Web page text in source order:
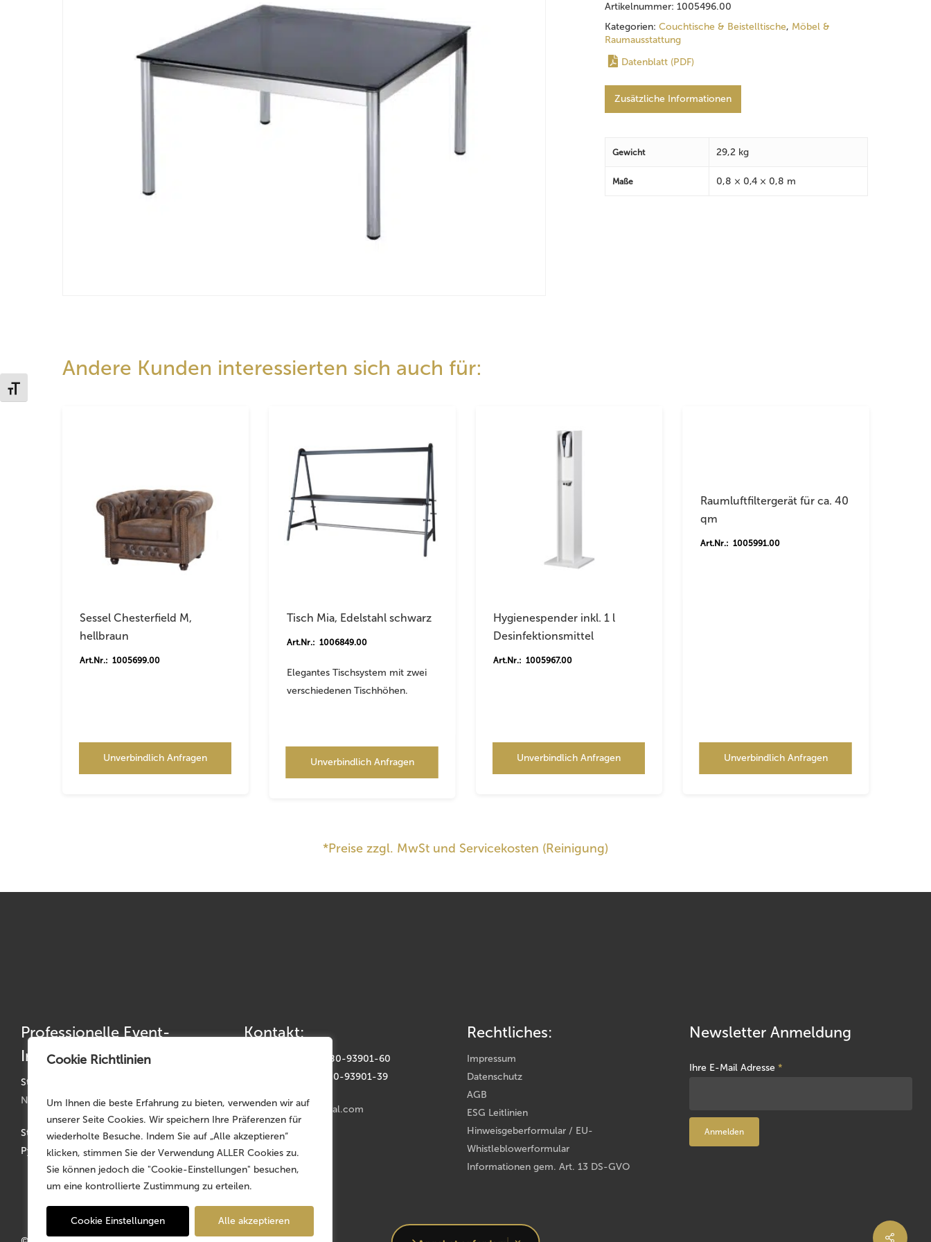
Cookie Richtlinien
Um Ihnen die beste Erfahrung zu bieten, verwenden wir auf
unserer Seite Cookies. Wir speichern Ihre Präferenzen für
wiederholte Besuche. Indem Sie auf „Alle akzeptieren“
klicken, stimmen Sie der Verwendung ALLER Cookies zu.
Sie können jedoch die "Cookie-Einstellungen" besuchen,
um eine kontrollierte Zustimmung zu erteilen.
Cookie Einstellungen Alle akzeptieren
Schrift vergrößern
Artikelnummer:1005496.00
Kategorien:Couchtische & Beistelltische, Möbel &
Raumausstattung
Datenblatt (PDF)
Zusätzliche Informationen
Gewicht 29,2 kg
Maße 0,8 × 0,4 × 0,8 m
Andere Kunden interessierten sich auch für:
Sessel Chesterfield M,
hellbraun
Art.Nr.: 1005699.00
Unverbindlich Anfragen
Tisch Mia, Edelstahl schwarz
Art.Nr.: 1006849.00
Elegantes Tischsystem mit zwei
verschiedenen Tischhöhen.
Unverbindlich Anfragen
Hygienespender inkl. 1 l
Desinfektionsmittel
Art.Nr.: 1005967.00
Unverbindlich Anfragen
Raumluftfiltergerät für ca. 40
qm
Art.Nr.: 1005991.00
Unverbindlich Anfragen
*Preise zzgl. MwSt und Servicekosten (Reinigung)
Professionelle Event-
Infrastruktur
Standorte:
Nürnberg | München | Köln | Hannover
Stammsitz: Faber-Castell-Str. 11-20, D-90602
Pyrbaum
Kontakt:
Telefon: +49 (0) 9180-93901-60
Telefax: +49 (0) 9180-93901-39
germany@mojorental.com
Rechtliches:
Impressum
Datenschutz
AGB
ESG Leitlinien
Hinweisgeberformular / EU-
Whistleblowerformular
Informationen gem. Art. 13 DS-GVO
Newsletter Anmeldung
Ihre E-Mail Adresse*